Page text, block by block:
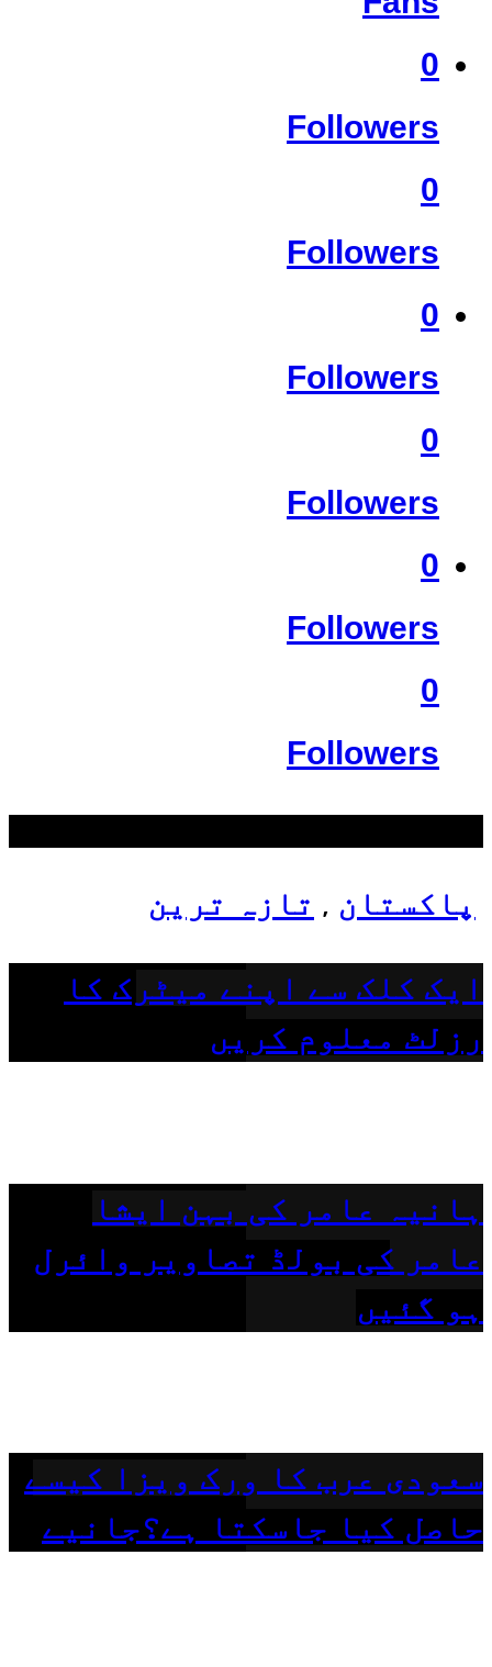
0
Followers
0
Followers
0
Followers
0
Followers
0
Followers
0
Followers
پاکستان , تازہ ترین
ایک کلک سے اپنے میٹرک کا
رزلٹ معلوم کریں
ہانیہ عامر کی بہن ایشا
عامر کی بولڈ تصاویر وائرل
ہو گئیں
سعودی عرب کا ورک ویزا کیسے
حاصل کیا جاسکتا ہے؟جانیے